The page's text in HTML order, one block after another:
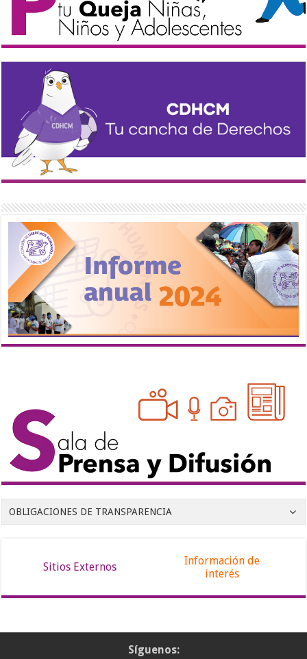
OBLIGACIONES DE TRANSPARENCIA
Sitios Externos
Información de
interés
Síguenos: